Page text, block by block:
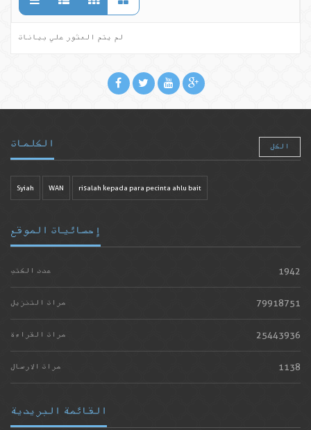
لم يتم العثور علي بيانات
الكلمات الكل
Syiah WAN risalah kepada para pecinta ahlu bait
إحصائيات الموقع
عدد الكتب 1942
مرات التنزيل 79918751
مرات القراءة 25443936
مرات الارسال 1138
القائمة البريدية